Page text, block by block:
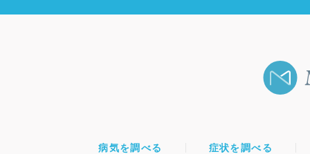
病気を調べる 症状を調べる